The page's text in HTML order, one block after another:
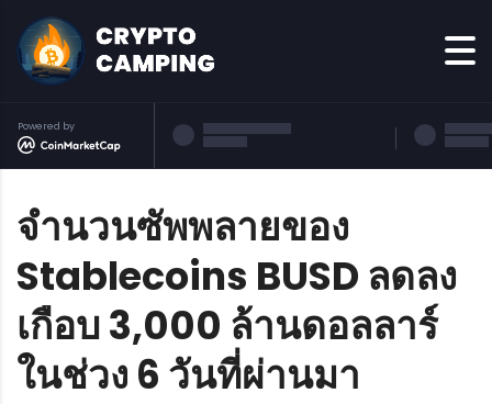
Powered by
จำนวนซัพพลายของ
Stablecoins BUSD ลดลง
เกือบ 3,000 ล้านดอลลาร์
ในช่วง 6 วันที่ผ่านมา